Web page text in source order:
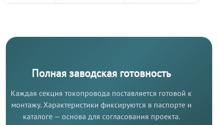
Полная заводская готовность
Каждая секция токопровода поставляется готовой к
монтажу. Характеристики фиксируются в паспорте и
каталоге — основа для согласования проекта.